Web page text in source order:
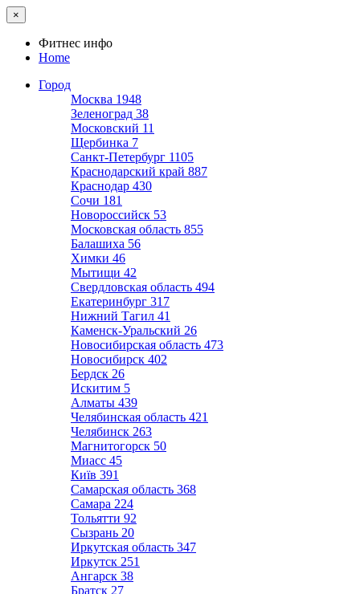
×
Фитнес инфо
Home
Город
Москва 1948
Зеленоград 38
Московский 11
Щербинка 7
Санкт-Петербург 1105
Краснодарский край 887
Краснодар 430
Сочи 181
Новороссийск 53
Московская область 855
Балашиха 56
Химки 46
Мытищи 42
Свердловская область 494
Екатеринбург 317
Нижний Тагил 41
Каменск-Уральский 26
Новосибирская область 473
Новосибирск 402
Бердск 26
Искитим 5
Алматы 439
Челябинская область 421
Челябинск 263
Магнитогорск 50
Миасс 45
Київ 391
Самарская область 368
Самара 224
Тольятти 92
Сызрань 20
Иркутская область 347
Иркутск 251
Ангарск 38
Братск 27